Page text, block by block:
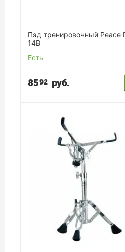
Пэд тренировочный Peace
14B
Есть
8592 руб.